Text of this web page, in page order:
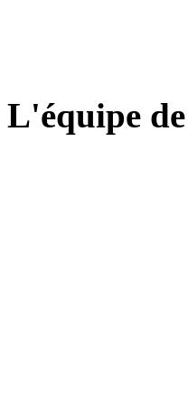
L'équipe